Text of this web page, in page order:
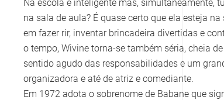
Na escola é inteligente mas, simultaneamente,
na sala de aula? É quase certo que ela esteja
em fazer rir, inventar brincadeira divertidas e
o tempo, Wivine torna-se também séria, cheia
sentido agudo das responsabilidades e um
organizadora e até de atriz e comediante.
Em 1972 adota o sobrenome de Babane que